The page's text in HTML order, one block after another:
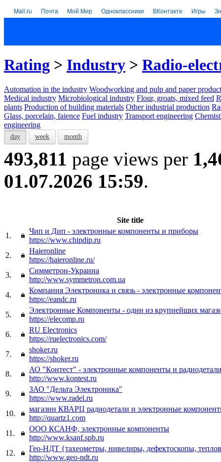
Mail.ru Почта Мой Мир Одноклассники ВКонтакте Игры
Rating > Industry > Radio-
Automation in the industry Woodworking and pulp and paper
Medical industry Microbiological industry Flour, groats, mixed feed
plants Production of building materials Other industrial production
Glass, porcelain, faience Fuel industry Transport engineering
engineering
day week month
493,811 page views per
01.07.2026 15:59.
Site title
1.
Чип и Дип - электронные компоненты и приборы
https://www.chipdip.ru
2.
Haieronline
https://haieronline.ru/
3.
Симметрон-Украина
http://www.symmetron.com.ua
4.
Компания Электроника и связь - электронные
https://eandc.ru
5.
Электронные Компоненты - один из крупнейших
https://elecomp.ru
6.
RU Electronics
https://ruelectronics.com/
7.
shoker.ru
https://shoker.ru
8.
АО "Контест" - электронные компоненты и радиодетали
http://www.kontest.ru
9.
ЗАО "Дельта Электроника"
https://www.radel.ru
10.
магазин КВАРЦ радиодетали и электронные
http://quartz1.com
11.
ООО КСАНФ, электронные компоненты
http://www.ksanf.spb.ru
12.
Гео-НДТ {тахеометры, нивелиры, дефектоскопы,
http://www.geo-ndt.ru